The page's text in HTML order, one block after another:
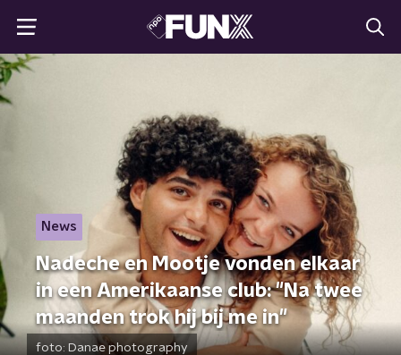
News
Nadeche en Mootje vonden elkaar
in een Amerikaanse club: "Na twee
maanden trok hij bij me in"
foto: Danae photography